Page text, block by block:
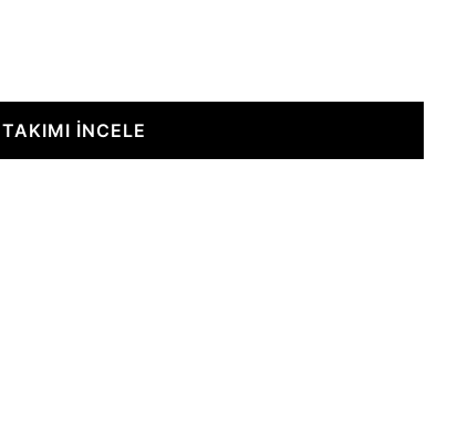
TAKIMI İNCELE